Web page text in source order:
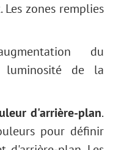
zones remplies
du
luminosité de la
d'arrière-plan.
pour définir